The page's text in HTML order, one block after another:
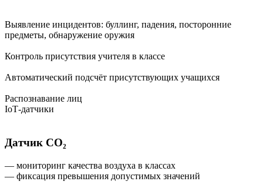
Выявление инцидентов: буллинг, падения, посторонние
предметы, обнаружение оружия
Контроль присутствия учителя в классе
Автоматический подсчёт присутствующих учащихся
Распознавание лиц
IoT‑датчики
Датчик CO₂
— мониторинг качества воздуха в классах
— фиксация превышения допустимых значений